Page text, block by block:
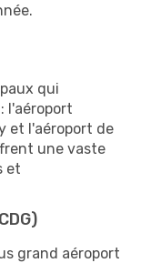
qui
l'aéroport
et l'aéroport de
une vaste
et
grand aéroport